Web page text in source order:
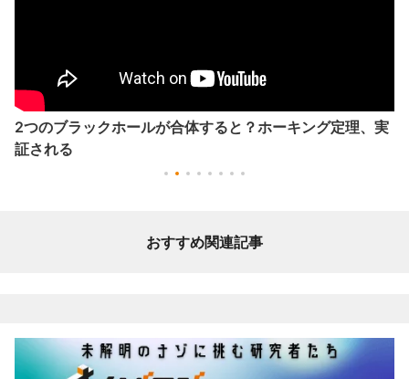
2つのブラックホールが合体すると？ホーキング定理、実
証される
おすすめ関連記事